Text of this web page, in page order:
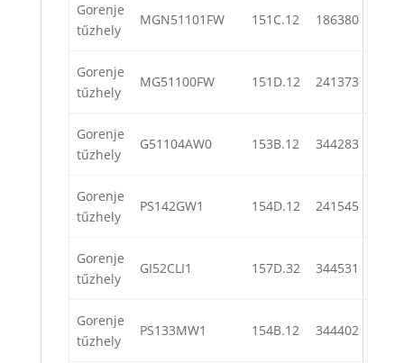
Gorenje
tűzhely
MGN51101FW 151C.12 186380
Gorenje
tűzhely
MG51100FW 151D.12 241373
Gorenje
tűzhely
G51104AW0 153B.12 344283
Gorenje
tűzhely
PS142GW1 154D.12 241545
Gorenje
tűzhely
GI52CLI1 157D.32 344531
Gorenje
tűzhely
PS133MW1 154B.12 344402